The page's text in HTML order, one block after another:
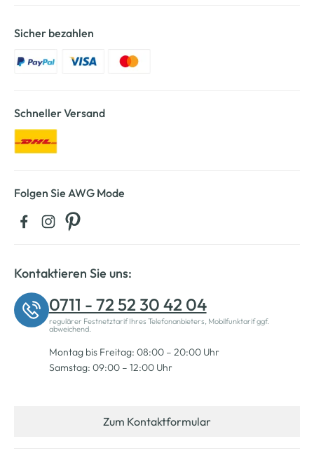
Sicher bezahlen
Schneller Versand
Folgen Sie AWG Mode
Kontaktieren Sie uns:
0711 - 72 52 30 42 04
regulärer Festnetztarif Ihres Telefonanbieters, Mobilfunktarif ggf.
abweichend.
Montag bis Freitag: 08:00 – 20:00 Uhr
Samstag: 09:00 – 12:00 Uhr
Zum Kontaktformular